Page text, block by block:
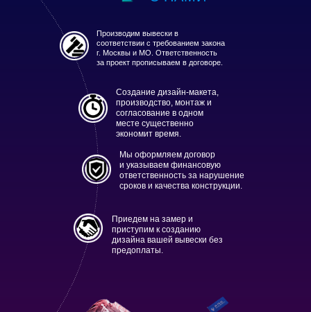
Производим вывески в
соответствии с требованием закона
г. Москвы и МО. Ответственность
за проект прописываем в договоре.
Создание дизайн-макета,
производство, монтаж и
согласование в одном
месте существенно
экономит время.
Мы оформляем договор
и указываем финансовую
ответственность за нарушение
сроков и качества конструкции.
Приедем на замер и
приступим к созданию
дизайна вашей вывески без
предоплаты.